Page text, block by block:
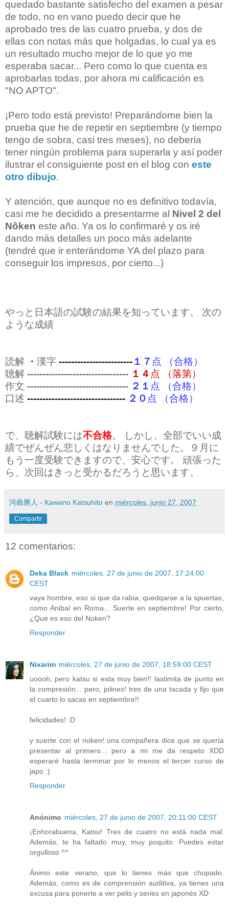
quedado bastante satisfecho del examen a pesar
de todo, no en vano puedo decir que he
aprobado tres de las cuatro prueba, y dos de
ellas con notas más que holgadas, lo cual ya es
un resultado mucho mejor de lo que yo me
esperaba sacar... Pero como lo que cuenta es
aprobarlas todas, por ahora mi calificación es
"NO APTO".
¡Pero todo está previsto! Preparándome bien la
prueba que he de repetir en septiembre (y tiempo
tengo de sobra, casi tres meses), no debería
tener ningún problema para superarla y así poder
ilustrar el consiguiente post en el blog con este
otro dibujo.
Y atención, que aunque no es definitivo todavía,
casi me he decidido a presentarme al Nivel 2 del
Nôken este año. Ya os lo confirmaré y os iré
dando más detalles un poco más adelante
(tendré que ir enterándome YA del plazo para
conseguir los impresos, por cierto...)
やっと日本語の試験の結果を知っています。 次の
ような成績
読解 ・ 漢字 ------------------------ １７ 点 （合格）
聴解 --------------------------------- １４ 点 （落第）
作文 --------------------------------- ２１ 点 （合格）
口述 -------------------------------- ２０ 点 （合格）
で、聴解試験には不合格。 しかし、全部でいい成
績でぜんぜん悲しくはなりませんでした。９月に
もう一度受験できますので、安心です。 頑張った
ら、次回はきっと受かるだろうと思います。
河曲勝人 - Kawano Katsuhito en miércoles, junio 27, 2007
Compartir
12 comentarios:
Deka Black miércoles, 27 de junio de 2007, 17:24:00
CEST
vaya hombre, eso si que da rabia, quedqarse a la spuertas,
como Anibal en Roma... Suerte en septiembre! Por cierto,
¿Que es eso del Noken?
Responder
Nixarim miércoles, 27 de junio de 2007, 18:59:00 CEST
uoooh, pero katsu si esta muy bien!! lastimita de punto en
la compresión... pero, jolines! tres de una tacada y fijo que
el cuarto lo sacas en septiembre!!
felicidades! :D
y suerte con el noken! una compañera dice que se quería
presentar al primero... pero a mi me da respeto XDD
esperaré hasta terminar por lo menos el tercer curso de
japo :)
Responder
Anónimo miércoles, 27 de junio de 2007, 20:11:00 CEST
¡Enhorabuena, Katsu! Tres de cuatro no está nada mal.
Además, te ha faltado muy, muy poquito. Puedes estar
orgulloso ^^
Ánimo este verano, que lo tienes más que chupado.
Además, como es de comprensión auditiva, ya tienes una
excusa para ponerte a ver pelis y series en japonés XD